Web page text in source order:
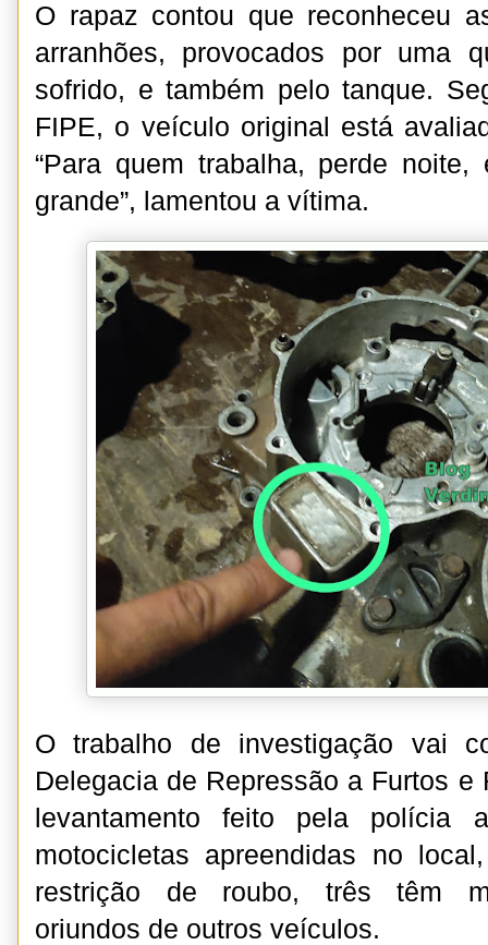
O rapaz contou que reconheceu
arranhões, provocados por uma
sofrido, e também pelo tanque.
FIPE, o veículo original está
“Para quem trabalha, perde
grande”, lamentou a vítima.
O trabalho de investigação vai
Delegacia de Repressão a Furtos e
levantamento feito pela polícia
motocicletas apreendidas no
restrição de roubo, três têm
oriundos de outros veículos.